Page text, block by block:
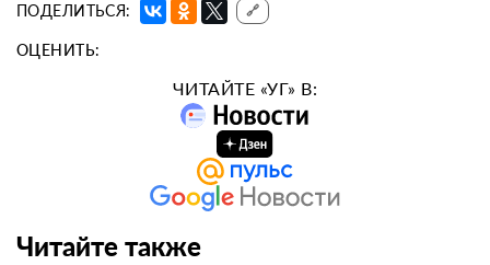
ПОДЕЛИТЬСЯ: 🔗
ОЦЕНИТЬ:
ЧИТАЙТЕ «УГ» В:
Читайте также